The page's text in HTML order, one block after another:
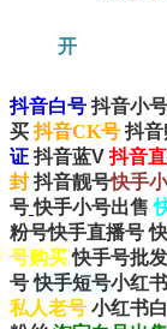
开
抖音白号 抖音小
买 抖音CK号 抖音
证 抖音蓝V抖音
封 抖音靓号快手
号 快手小号出售
粉号快手直播号
号购买 快手号批
号 快手短号小红
私人老号 小红书